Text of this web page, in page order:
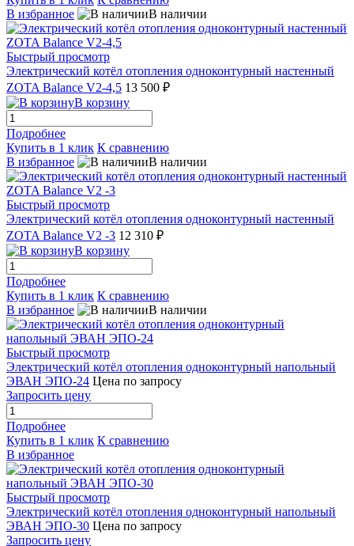
В избранное
В наличии
Быстрый просмотр
Электрический котёл отопления одноконтурный настенный
ZOTA Balance V2-4,5 13 500 ₽
В корзину
Подробнее
Купить в 1 клик К сравнению
В избранное
В наличии
Быстрый просмотр
Электрический котёл отопления одноконтурный настенный
ZOTA Balance V2 -3 12 310 ₽
В корзину
Подробнее
Купить в 1 клик К сравнению
В избранное
В наличии
Быстрый просмотр
Электрический котёл отопления одноконтурный напольный
ЭВАН ЭПО-24 Цена по запросу
Запросить цену
Подробнее
Купить в 1 клик К сравнению
В избранное
Быстрый просмотр
Электрический котёл отопления одноконтурный напольный
ЭВАН ЭПО-30 Цена по запросу
Запросить цену